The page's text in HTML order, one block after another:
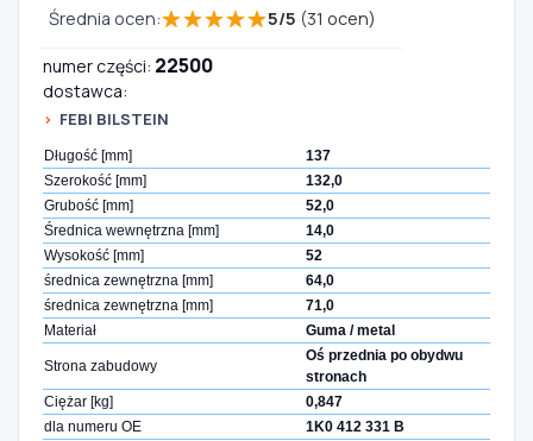
Średnia ocen:★★★★★5/5 (31 ocen)
numer części: 22500
dostawca:
FEBI BILSTEIN
Długość [mm]
137
Szerokość [mm]
132,0
Grubość [mm]
52,0
Średnica wewnętrzna [mm]
14,0
Wysokość [mm]
52
średnica zewnętrzna [mm]
64,0
średnica zewnętrzna [mm]
71,0
Materiał
Guma / metal
Strona zabudowy
Oś przednia po obydwu
stronach
Ciężar [kg]
0,847
dla numeru OE
1K0 412 331 B